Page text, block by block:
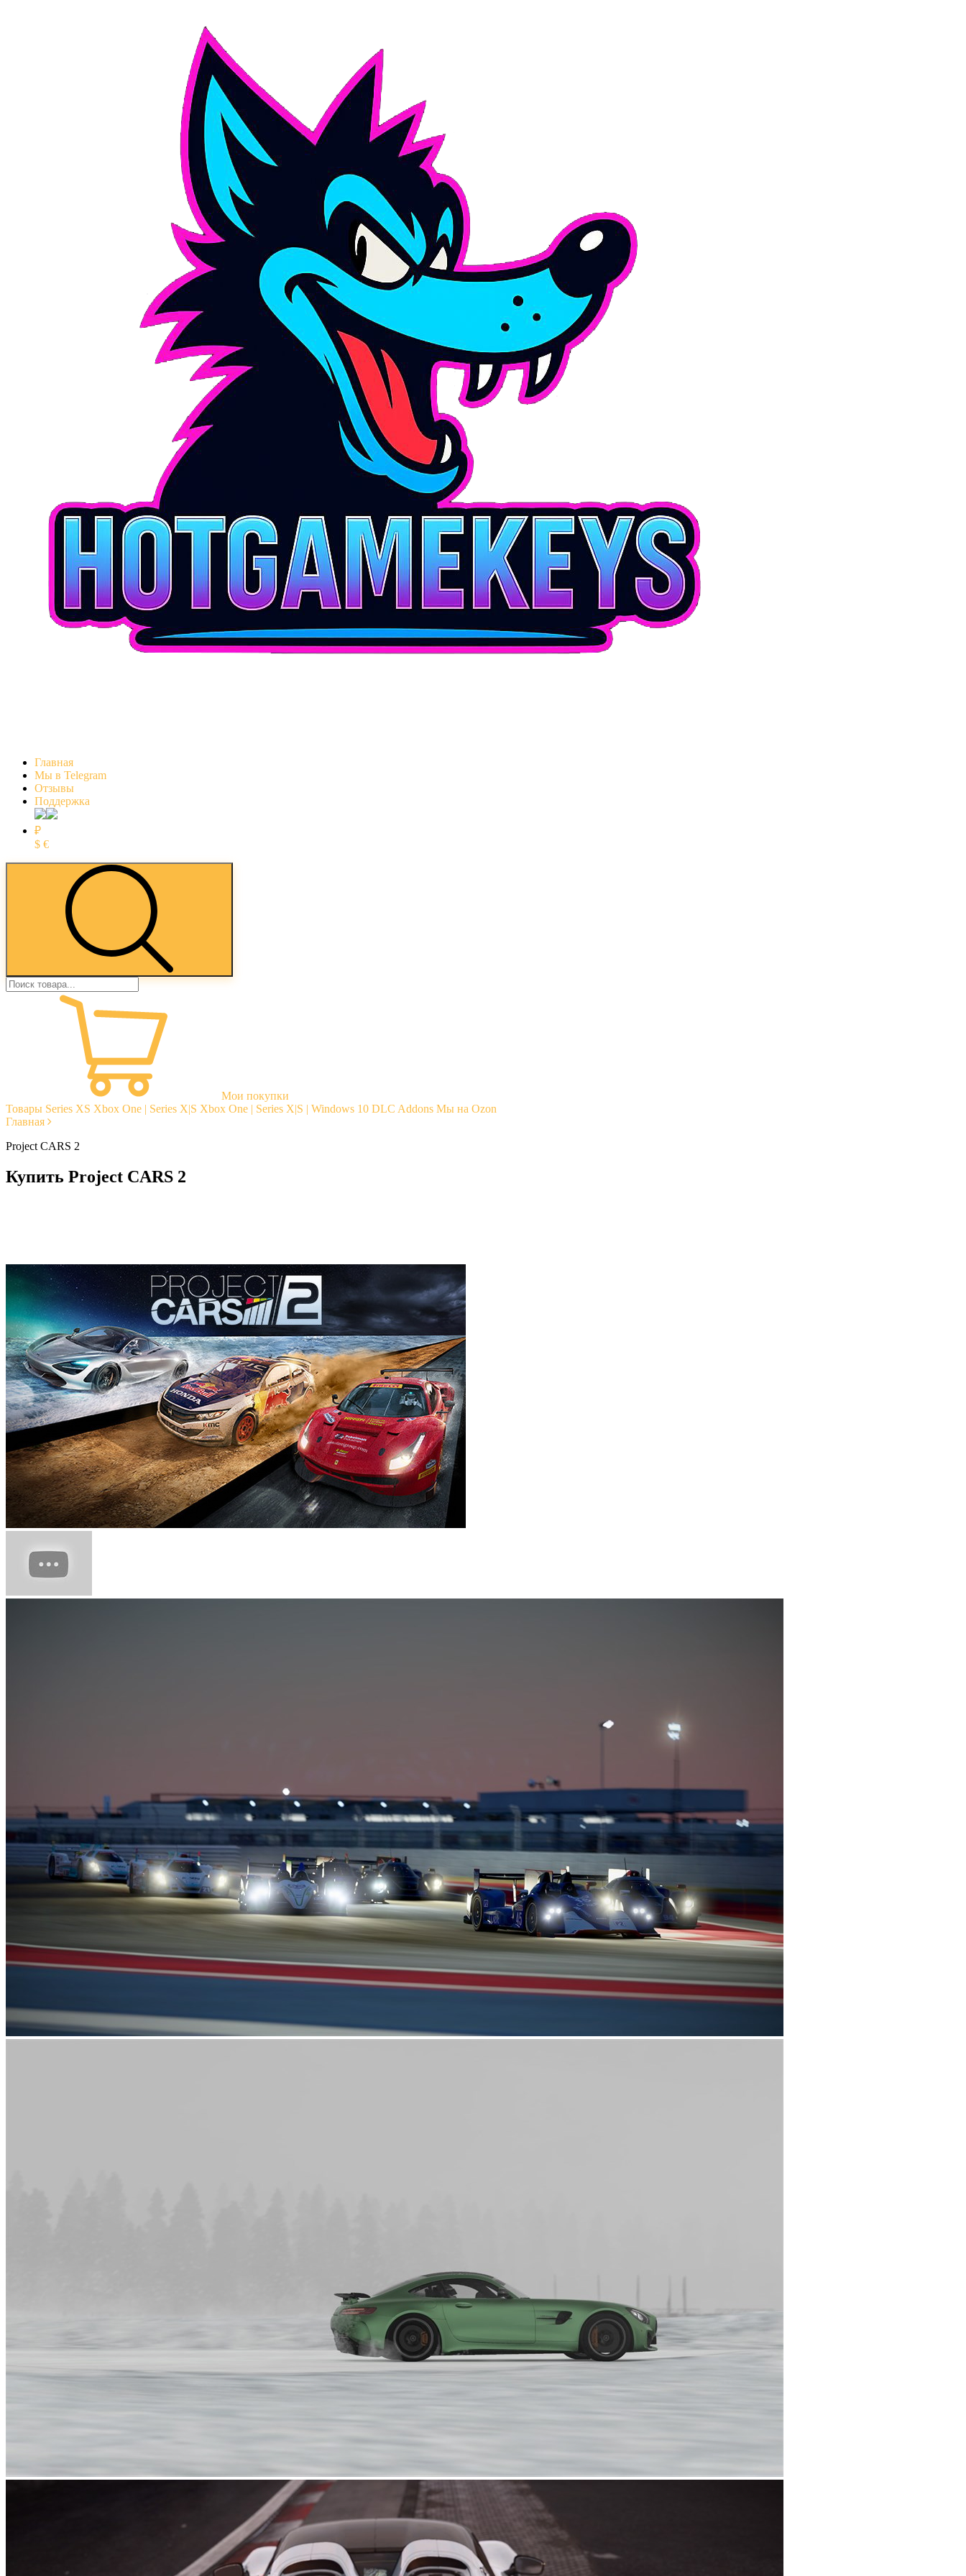
Главная
Мы в Telegram
Отзывы
Поддержка
₽
$ €
Мои покупки
Товары Series XS Xbox One | Series X|S Xbox One | Series X|S | Windows 10 DLC Addons Мы на Ozon
Главная
Project CARS 2
Купить Project CARS 2